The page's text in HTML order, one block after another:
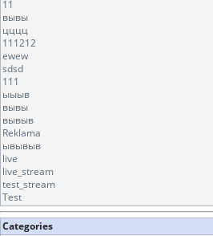
11
вывы
цццц
111212
ewew
sdsd
111
ыыыв
вывы
вывыв
Reklama
ывывыв
live
live_stream
test_stream
Test
Categories